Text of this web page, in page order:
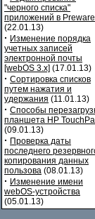
"черного списка"
приложений в Preware
(22.01.13)
· Изменение порядка
учетных записей
электронной почты
[webOS 3.x] (17.01.13)
· Сортировка списков
путем нажатия и
удержания (11.01.13)
· Способы
планшета HP
(09.01.13)
· Проверка даты
последнего
копирования данных
пользова (08.01.13)
· Изменение имени
webOS-устройства
(05.01.13)